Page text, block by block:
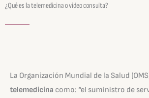
¿Qué es la telemedicina o video consulta?
La Organización Mundial de la Salud
telemedicina como: “el suministro de